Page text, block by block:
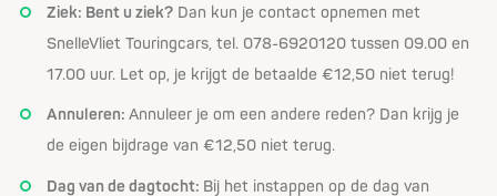
Ziek: Bent u ziek? Dan kun je contact opnemen met
SnelleVliet Touringcars, tel. 078-6920120 tussen 09.00 en
17.00 uur. Let op, je krijgt de betaalde €12,50 niet terug!
Annuleren:Annuleer je om een andere reden? Dan krijg je
de eigen bijdrage van €12,50 niet terug.
Dag van de dagtocht: Bij het instappen op de dag van